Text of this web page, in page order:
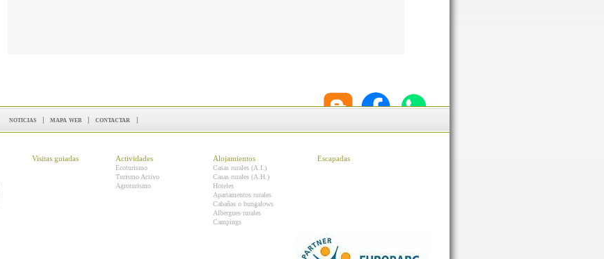
noticias | mapa web | contactar |
Visitas guiadas Actividades
Ecoturismo
Turismo Activo
Agroturismo
Alojamientos
Casas rurales (A.I.)
Casas rurales (A.H.)
Hoteles
Apartamentos rurales
Cabañas o bungalows
Albergues rurales
Campings
Escapadas